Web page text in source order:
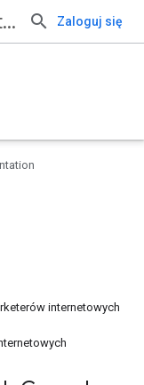
Zaloguj się
internetowych